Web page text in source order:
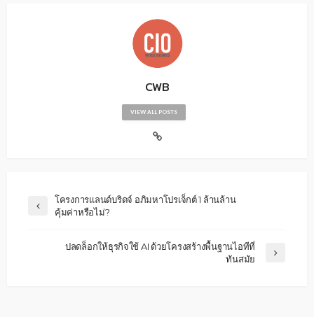
CWB
VIEW ALL POSTS
โครงการแลนด์บริดจ์ อภิมหาโปรเจ็กต์ 1 ล้านล้าน
คุ้มค่าหรือไม่?
ปลดล็อกให้ธุรกิจใช้ AI ด้วยโครงสร้างพื้นฐานไอทีที่
ทันสมัย